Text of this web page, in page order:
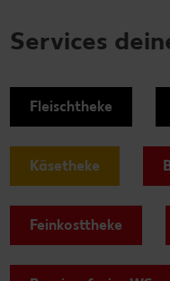
Services
Fleischtheke
Käsetheke
Feinkosttheke